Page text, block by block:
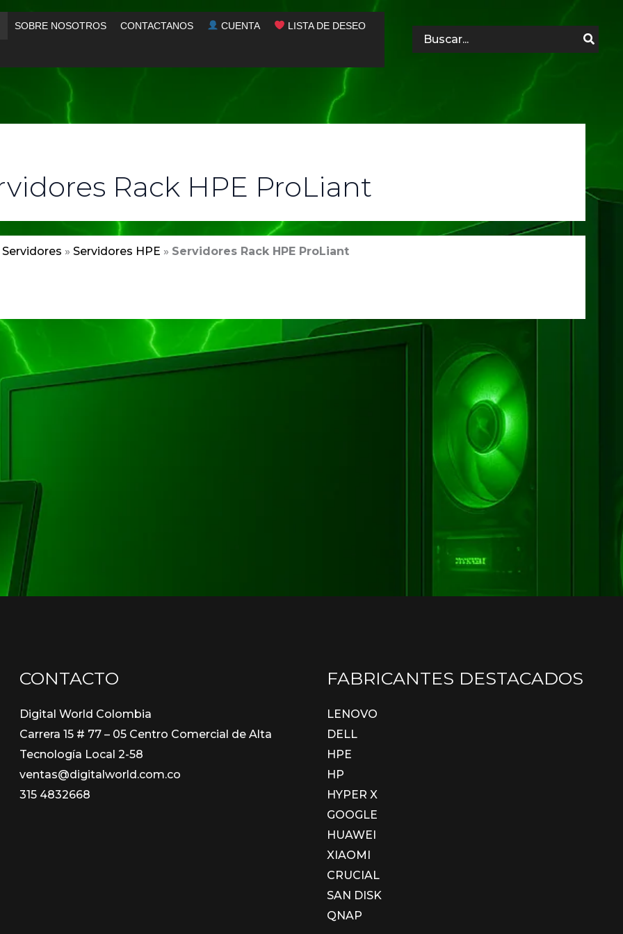
SOBRE NOSOTROS CONTACTANOS CUENTA LISTA DE DESEO
Search
for:
Rack HPE ProLiant
Servidores » Servidores HPE » Servidores Rack HPE ProLiant
CONTACTO
Digital World Colombia
Carrera 15 # 77 – 05 Centro Comercial de Alta
Tecnología Local 2-58
ventas@digitalworld.com.co
315 4832668
FABRICANTES DESTACADOS
LENOVO
DELL
HPE
HP
HYPER X
GOOGLE
HUAWEI
XIAOMI
CRUCIAL
SAN DISK
QNAP